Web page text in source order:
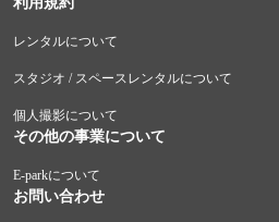
レンタルについて
スタジオ / スペースレンタルについて
個人撮影について
その他の事業について
E-parkについて
お問い合わせ